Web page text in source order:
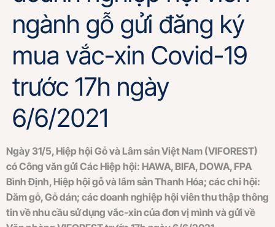
ngành gỗ gửi đăng ký
mua vắc-xin Covid-19
trước 17h ngày
6/6/2021
Ngày 31/5, Hiệp hội Gỗ và Lâm sản Việt Nam (VIFOREST)
có Công văn gửi Các Hiệp hội: HAWA, BIFA, DOWA, FPA
Bình Định, Hiệp hội gỗ và lâm sản Thanh Hóa; các chi hội:
Dăm gỗ, Gỗ dán; các doanh nghiệp hội viên thu thập thông
tin về nhu cầu sử dụng vắc-xin của đơn vị mình và gửi về